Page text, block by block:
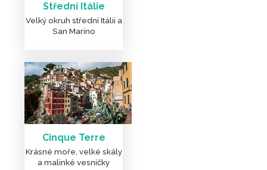
Střední Itálie
Velký okruh střední Itálii a
San Marino
Cinque Terre
Krásné moře, velké skály
a malinké vesničky